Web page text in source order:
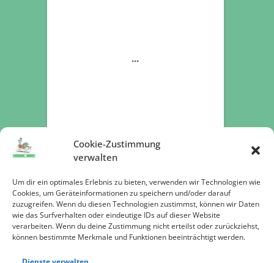
Cookie-Zustimmung
verwalten
Um dir ein optimales Erlebnis zu bieten, verwenden wir Technologien wie
Cookies, um Geräteinformationen zu speichern und/oder darauf
zuzugreifen. Wenn du diesen Technologien zustimmst, können wir Daten
wie das Surfverhalten oder eindeutige IDs auf dieser Website
verarbeiten. Wenn du deine Zustimmung nicht erteilst oder zurückziehst,
können bestimmte Merkmale und Funktionen beeinträchtigt werden.
Jetzt spenden